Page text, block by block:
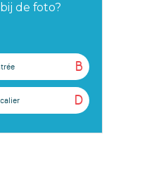
de foto?
B
D